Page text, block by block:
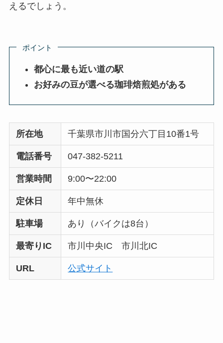
えるでしょう。
ポイント
都心に最も近い道の駅
お好みの豆が選べる珈琲焙煎処がある
所在地 千葉県市川市国分六丁目10番1号
電話番号 047-382-5211
営業時間 9:00〜22:00
定休日 年中無休
駐車場 あり（バイクは8台）
最寄りIC 市川中央IC 市川北IC
URL 公式サイト